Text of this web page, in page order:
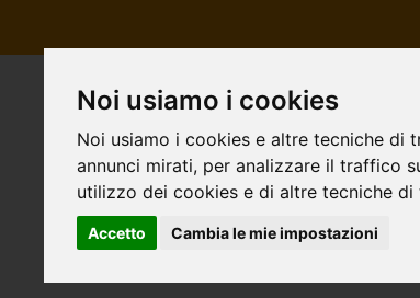
Noi usiamo i cookies
Noi usiamo i cookies e altre tecniche di
annunci mirati, per analizzare il traffico
utilizzo dei cookies e di altre tecniche di
Accetto Cambia le mie impostazioni